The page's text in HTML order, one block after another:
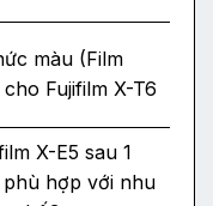
màu (Film
Fujifilm X-T6
X-E5 sau 1
hợp với nhu